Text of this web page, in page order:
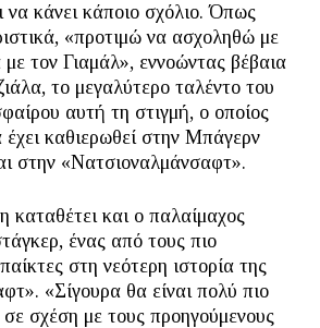
να κάνει κάποιο σχόλιο. Όπως
«προτιμώ να ασχοληθώ με
τον Γιαμάλ», εννοώντας βέβαια
το μεγαλύτερο ταλέντο του
αυτή τη στιγμή, ο οποίος
έχει καθιερωθεί στην Μπάγερν
στην «Νατσιοναλμάνσαφτ».
καταθέτει και ο παλαίμαχος
ένας από τους πιο
στη νεότερη ιστορία της
«Σίγουρα θα είναι πολύ πιο
σε σχέση με τους προηγούμενους